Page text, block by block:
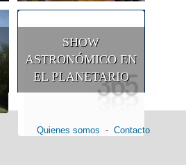
SHOW
ASTRONÓMICO EN
EL PLANETARIO
Quienes somos - Contacto